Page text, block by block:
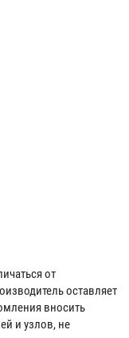
от
оставляет
вносить
и узлов, не
600x400x300